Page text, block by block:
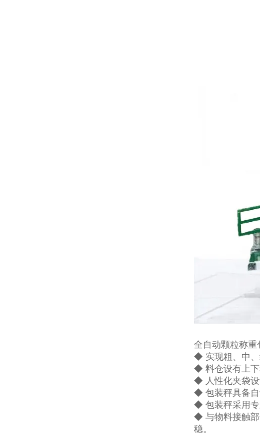
全自动颗粒称重
◆ 实现粗、中、
◆ 料仓设有上下
◆ 人性化夹袋设
◆ 包装秤具备自
◆ 包装秤采用专
◆ 与物料接触部
稳。